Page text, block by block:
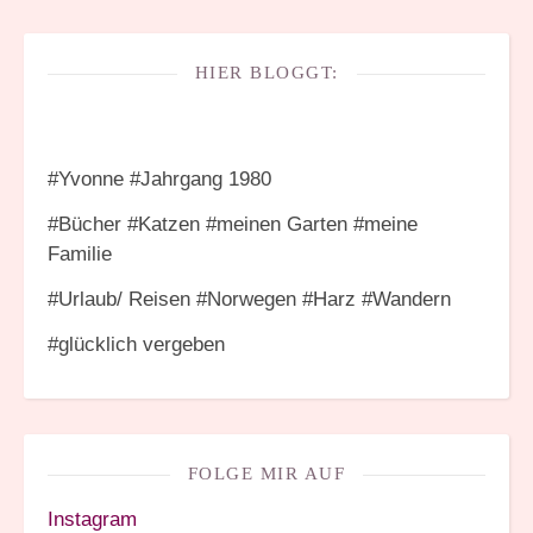
HIER BLOGGT:
#Yvonne #Jahrgang 1980
#Bücher #Katzen #meinen Garten #meine
Familie
#Urlaub/ Reisen #Norwegen #Harz #Wandern
#glücklich vergeben
FOLGE MIR AUF
Instagram